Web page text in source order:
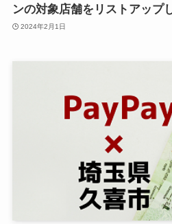
ンの対象店舗をリストアップ
2024年2月1日